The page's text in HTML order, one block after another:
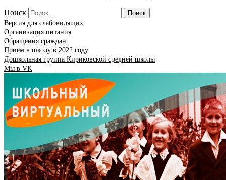
Поиск
Поиск
Версия для слабовидящих
Организация питания
Обращения граждан
Прием в школу в 2022 году
Дошкольная группа Кириковской средней школы
Мы в VK